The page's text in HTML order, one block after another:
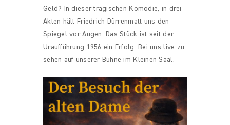
Geld? In dieser tragischen Komödie, in drei
Akten hält Friedrich Dürrenmatt uns den
Spiegel vor Augen. Das Stück ist seit der
Uraufführung 1956 ein Erfolg. Bei uns live zu
sehen auf unserer Bühne im Kleinen Saal.